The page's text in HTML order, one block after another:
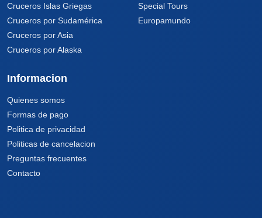
Cruceros Islas Griegas
Cruceros por Sudamérica
Cruceros por Asia
Cruceros por Alaska
Special Tours
Europamundo
Informacion
Quienes somos
Formas de pago
Politica de privacidad
Politicas de cancelacion
Preguntas frecuentes
Contacto